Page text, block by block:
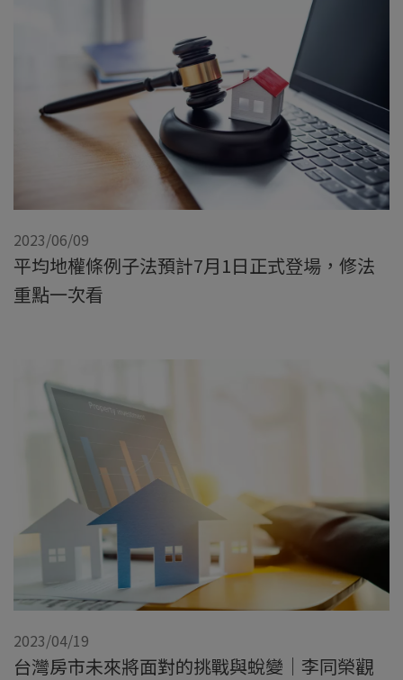
2023/06/09
平均地權條例子法預計7月1日正式登場，修法
重點一次看
2023/04/19
台灣房市未來將面對的挑戰與蛻變｜李同榮觀